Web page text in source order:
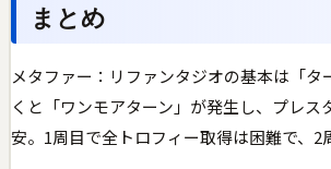
まとめ
メタファー：リファンタジオの基本は「
くと「ワンモアターン」が発生し、プレ
安。1周目で全トロフィー取得は困難で、2